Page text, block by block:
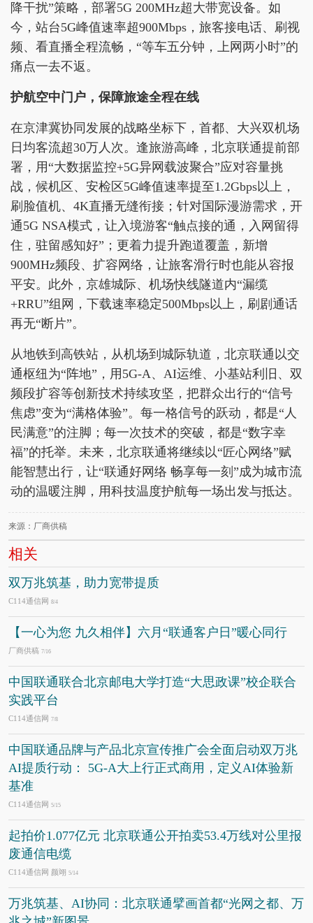
降干扰”策略，部署5G 200MHz超大带宽设备。如
今，站台5G峰值速率超900Mbps，旅客接电话、刷视
频、看直播全程流畅，“等车五分钟，上网两小时”的
痛点一去不返。
护航空中门户，保障旅途全程在线
在京津冀协同发展的战略坐标下，首都、大兴双机场
日均客流超30万人次。逢旅游高峰，北京联通提前部
署，用“大数据监控+5G异网载波聚合”应对容量挑
战，候机区、安检区5G峰值速率提至1.2Gbps以上，
刷脸值机、4K直播无缝衔接；针对国际漫游需求，开
通5G NSA模式，让入境游客“触点接的通，入网留得
住，驻留感知好”；更着力提升跑道覆盖，新增
900MHz频段、扩容网络，让旅客滑行时也能从容报
平安。此外，京雄城际、机场快线隧道内“漏缆
+RRU”组网，下载速率稳定500Mbps以上，刷剧通话
再无“断片”。
从地铁到高铁站，从机场到城际轨道，北京联通以交
通枢纽为“阵地”，用5G-A、AI运维、小基站利旧、双
频段扩容等创新技术持续攻坚，把群众出行的“信号
焦虑”变为“满格体验”。每一格信号的跃动，都是“人
民满意”的注脚；每一次技术的突破，都是“数字幸
福”的托举。未来，北京联通将继续以“匠心网络”赋
能智慧出行，让“联通好网络 畅享每一刻”成为城市流
动的温暖注脚，用科技温度护航每一场出发与抵达。
来源：厂商供稿
相关
双万兆筑基，助力宽带提质
C114通信网 8/4
【一心为您 九久相伴】六月“联通客户日”暖心同行
厂商供稿 7/16
中国联通联合北京邮电大学打造“大思政课”校企联合
实践平台
C114通信网 7/8
中国联通品牌与产品北京宣传推广会全面启动双万兆
AI提质行动： 5G-A大上行正式商用，定义AI体验新
基准
C114通信网 5/15
起拍价1.077亿元 北京联通公开拍卖53.4万线对公里报
废通信电缆
C114通信网 颜翊 5/14
万兆筑基、AI协同：北京联通擘画首都“光网之都、万